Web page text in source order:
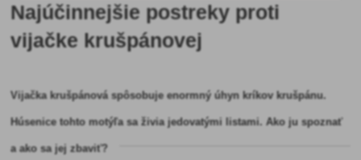
Najúčinnejšie postreky proti
vijačke krušpánovej
Vijačka krušpánová spôsobuje enormný úhyn kríkov krušpánu.
Húsenice tohto motýľa sa živia jedovatými listami. Ako ju spoznať
a ako sa jej zbaviť?